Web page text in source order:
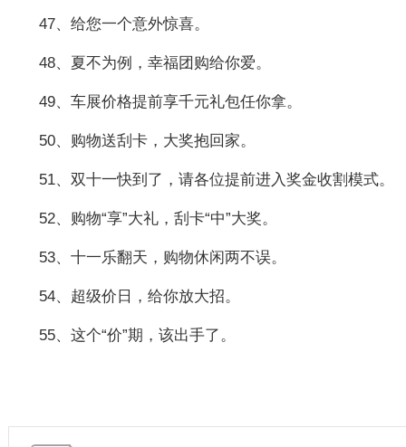
47、给您一个意外惊喜。
48、夏不为例，幸福团购给你爱。
49、车展价格提前享千元礼包任你拿。
50、购物送刮卡，大奖抱回家。
51、双十一快到了，请各位提前进入奖金收割模式。
52、购物“享”大礼，刮卡“中”大奖。
53、十一乐翻天，购物休闲两不误。
54、超级价日，给你放大招。
55、这个“价”期，该出手了。